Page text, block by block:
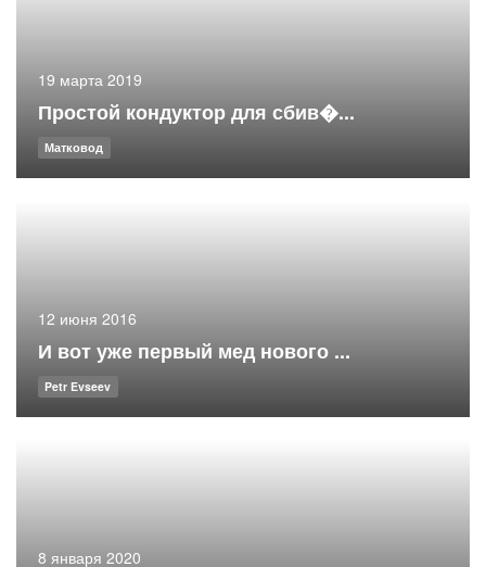
19 марта 2019
Простой кондуктор для сбив�...
Матковод
12 июня 2016
И вот уже первый мед нового ...
Petr Evseev
8 января 2020